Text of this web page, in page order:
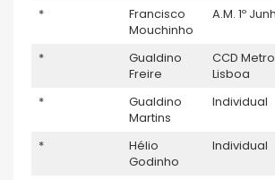
*
Francisco
Mouchinho
A.M. 1º
*
Gualdino
Freire
CCD
Lisboa
*
Gualdino
Martins
Individual
*
Hélio
Godinho
Individual